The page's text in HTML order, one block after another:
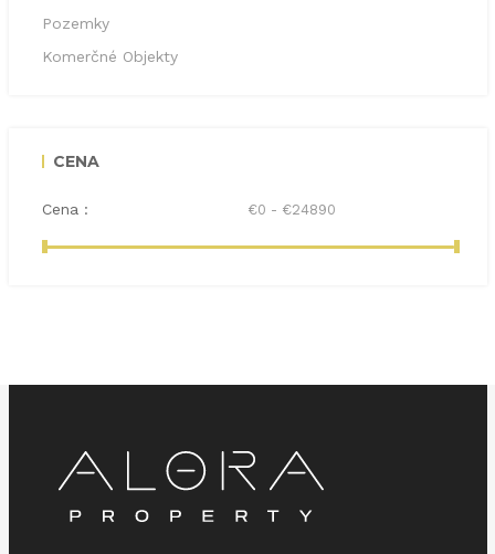
Pozemky
Komerčné Objekty
CENA